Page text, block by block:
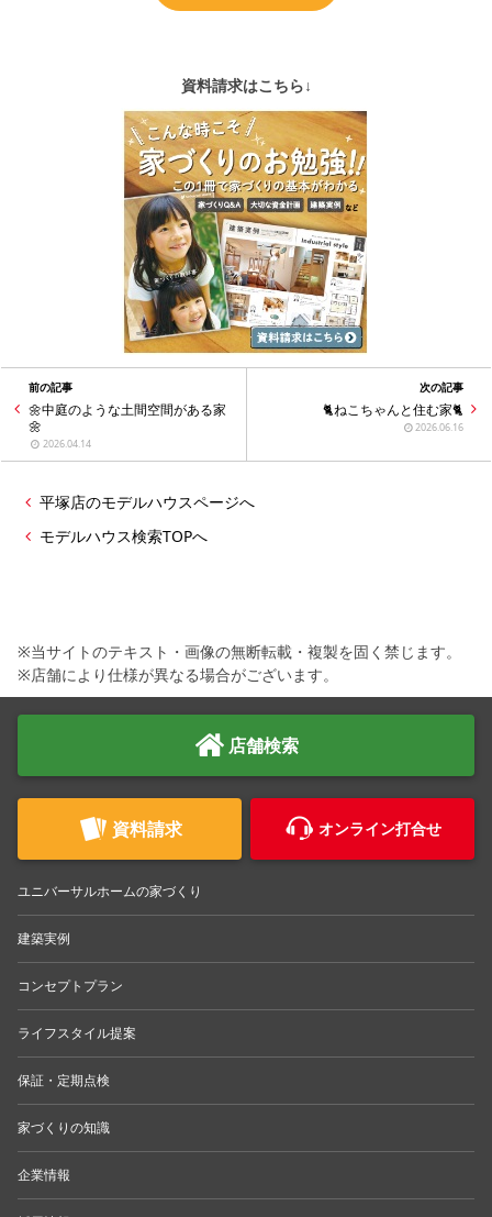
資料請求はこちら↓
前の記事
🌼中庭のような土間空間がある家
🌼
2026.04.14
次の記事
🐈ねこちゃんと住む家🐈
2026.06.16
平塚店のモデルハウスページへ
モデルハウス検索TOPへ
※当サイトのテキスト・画像の無断転載・複製を固く禁じます。
※店舗により仕様が異なる場合がございます。
店舗検索
資料請求 オンライン打合せ
ユニバーサルホームの家づくり
建築実例
コンセプトプラン
ライフスタイル提案
保証・定期点検
家づくりの知識
企業情報